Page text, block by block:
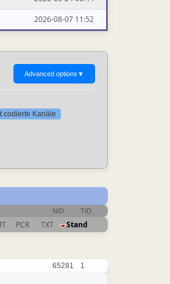
2026-08-07 11:52
Advanced options ▼
codierte Kanäle
NID TID
PCR TXT Stand
65281 1